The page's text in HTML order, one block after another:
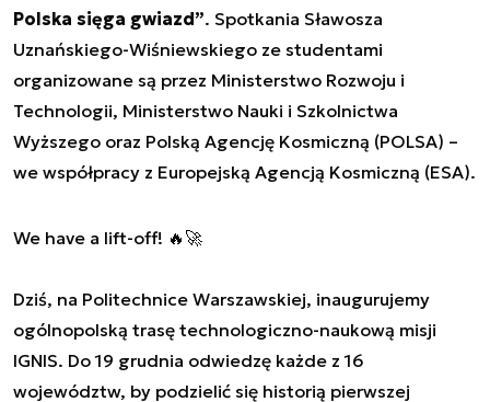
Polska sięga gwiazd”. Spotkania Sławosza
Uznańskiego-Wiśniewskiego ze studentami
organizowane są przez Ministerstwo Rozwoju i
Technologii, Ministerstwo Nauki i Szkolnictwa
Wyższego oraz Polską Agencję Kosmiczną (POLSA) –
we współpracy z Europejską Agencją Kosmiczną (ESA).
We have a lift-off! 🔥🚀
Dziś, na Politechnice Warszawskiej, inaugurujemy
ogólnopolską trasę technologiczno-naukową misji
IGNIS. Do 19 grudnia odwiedzę każde z 16
województw, by podzielić się historią pierwszej